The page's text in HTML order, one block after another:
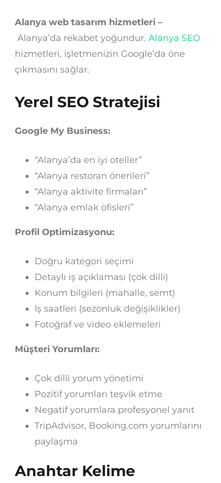
Alanya web tasarım hizmetleri –
Alanya’da rekabet yoğundur. Alanya SEO
hizmetleri, işletmenizin Google’da öne
çıkmasını sağlar.
Yerel SEO Stratejisi
Google My Business:
“Alanya’da en iyi oteller”
“Alanya restoran önerileri”
“Alanya aktivite firmaları”
“Alanya emlak ofisleri”
Profil Optimizasyonu:
Doğru kategori seçimi
Detaylı iş açıklaması (çok dilli)
Konum bilgileri (mahalle, semt)
İş saatleri (sezonluk değişiklikler)
Fotoğraf ve video eklemeleri
Müşteri Yorumları:
Çok dilli yorum yönetimi
Pozitif yorumları teşvik etme
Negatif yorumlara profesyonel yanıt
TripAdvisor, Booking.com yorumlarını
paylaşma
Anahtar Kelime